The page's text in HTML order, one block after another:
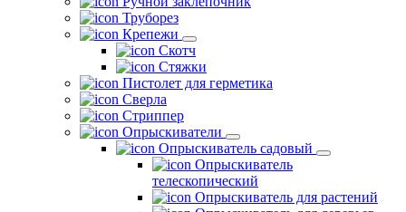
Труборез
Крепежи
Скотч
Стяжки
Пистолет для герметика
Сверла
Стриппер
Опрыскиватели
Опрыскиватель садовый
Опрыскиватель
телескопический
Опрыскиватель для растений